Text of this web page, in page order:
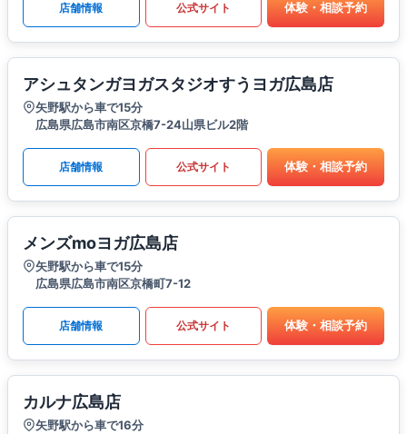
店舗情報 公式サイト 体験・相談予約
アシュタンガヨガスタジオすうヨガ広島店
矢野駅から車で15分
広島県広島市南区京橋7-24山県ビル2階
店舗情報 公式サイト 体験・相談予約
メンズmoヨガ広島店
矢野駅から車で15分
広島県広島市南区京橋町7-12
店舗情報 公式サイト 体験・相談予約
カルナ広島店
矢野駅から車で16分